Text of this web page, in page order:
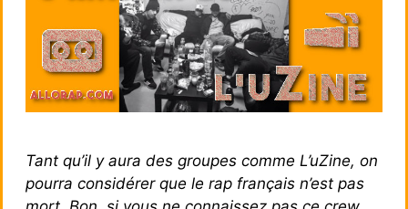
Tant qu’il y aura des groupes comme L’uZine, on
pourra considérer que le rap français n’est pas